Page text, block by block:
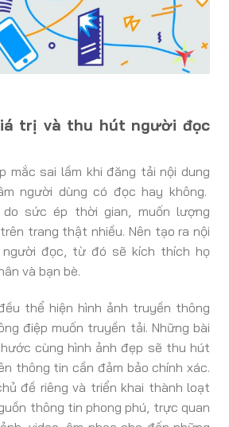
trị và thu hút người đọc
mắc sai lầm khi đăng tải nội dung
người dùng có đọc hay không.
sức ép thời gian, muốn lượng
trang thật nhiều. Nên tạo ra nội
đọc, từ đó sẽ kích thích họ
và bạn bè.
thể hiện hình ảnh truyền thông
điệp muốn truyền tải. Những bài
cùng hình ảnh đẹp sẽ thu hút
thông tin cần đảm bảo chính xác.
đề riêng và triển khai thành loạt
thông tin phong phú, trực quan